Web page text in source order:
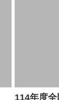
114年度